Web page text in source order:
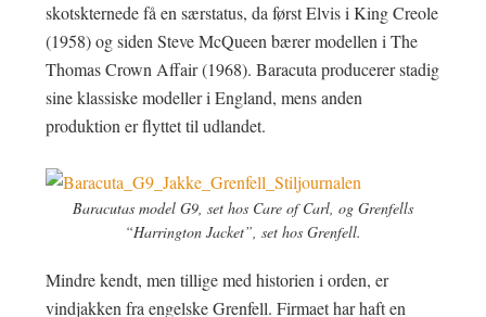
skotskternede få en særstatus, da først Elvis i King Creole
(1958) og siden Steve McQueen bærer modellen i The
Thomas Crown Affair (1968). Baracuta producerer stadig
sine klassiske modeller i England, mens anden
produktion er flyttet til udlandet.
Baracutas model G9, set hos Care of Carl, og Grenfells
“Harrington Jacket”, set hos Grenfell.
Mindre kendt, men tillige med historien i orden, er
vindjakken fra engelske Grenfell. Firmaet har haft en